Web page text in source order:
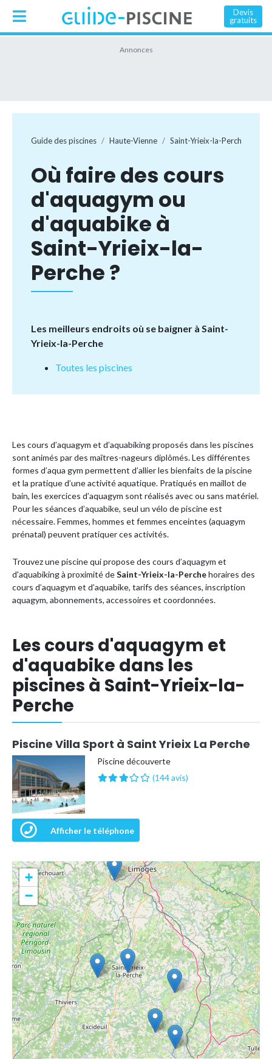
Devis
gratuits
Guide des piscines Haute-Vienne Saint-Yrieix-la-Perche
Où faire des cours
d'aquagym ou
d'aquabike à
Saint-Yrieix-la-
Perche ?
Les meilleurs endroits où se baigner à Saint-
Yrieix-la-Perche
Toutes les piscines
Les cours d’aquagym et d’aquabiking proposés dans les piscines
sont animés par des maîtres-nageurs diplômés. Les différentes
formes d’aqua gym permettent d’allier les bienfaits de la piscine
et la pratique d’une activité aquatique. Pratiqués en maillot de
bain, les exercices d’aquagym sont réalisés avec ou sans matériel.
Pour les séances d’aquabike, seul un vélo de piscine est
nécessaire. Femmes, hommes et femmes enceintes (aquagym
prénatal) peuvent pratiquer ces activités.
Trouvez une piscine qui propose des cours d’aquagym et
d'aquabiking à proximité deSaint-Yrieix-la-Perchehoraires des
cours d’aquagym et d’aquabike, tarifs des séances, inscription
aquagym, abonnements, accessoires et coordonnées.
Les cours d'aquagym et
d'aquabike dans les
piscines à Saint-Yrieix-la-
Perche
Piscine Villa Sport à Saint Yrieix La Perche
Piscine découverte
(144 avis)
Afficher le téléphone
+
−